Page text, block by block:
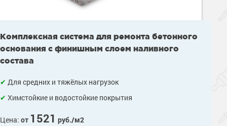
Комплексная система для ремонта бетонного
основания с финишным слоем наливного
состава
Для средних и тяжёлых нагрузок
Химстойкие и водостойкие покрытия
Цена: от 1521 руб./м2